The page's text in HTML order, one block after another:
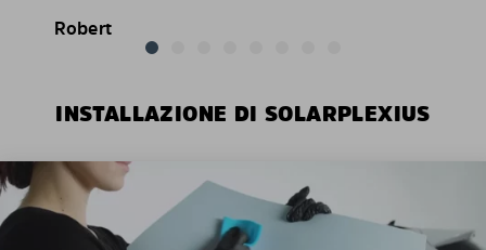
Robert
INSTALLAZIONE DI SOLARPLEXIUS